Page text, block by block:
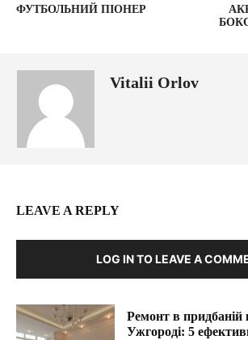
ФУТБОЛЬНИЙ ПІОНЕР
Vitalii Orlov
LEAVE A REPLY
LOG IN TO LEAVE A
Ремонт в придбаній
Ужгороді: 5